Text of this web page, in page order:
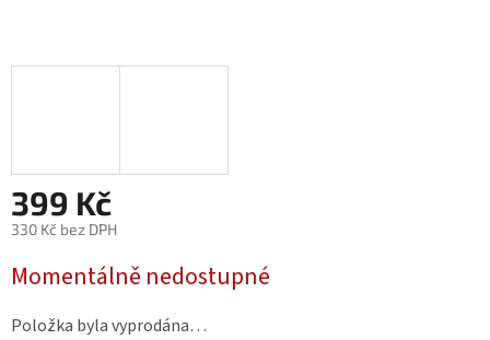
399 Kč
330 Kč bez DPH
cena:
Momentálně nedostupné
Položka byla vyprodána…